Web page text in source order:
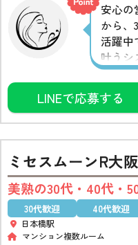
安心の
から、
活躍
叶うシ
きたい
度も
繋がり
LINEで応募する
ミセスムーンR大阪
美熟の30代・40代・
30代歓迎 40代歓迎
日本橋駅
マンション複数ルーム